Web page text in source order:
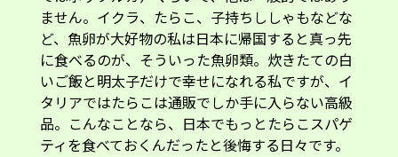
ません。イクラ、たらこ、子持ちししゃもなどな
ど、魚卵が大好物の私は日本に帰国すると真っ先
に食べるのが、そういった魚卵類。炊きたての白
いご飯と明太子だけで幸せになれる私ですが、イ
タリアではたらこは通販でしか手に入らない高級
品。こんなことなら、日本でもっとたらこスパゲ
ティを食べておくんだったと後悔する日々です。